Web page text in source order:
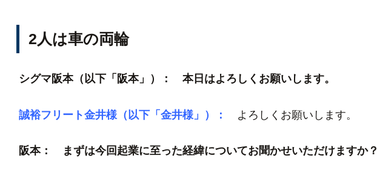
2人は車の両輪
シグマ阪本（以下「阪本」）： 本日はよろしくお願いします。
誠裕フリート金井様（以下「金井様」）： よろしくお願いします。
阪本： まずは今回起業に至った経緯についてお聞かせいただけますか？